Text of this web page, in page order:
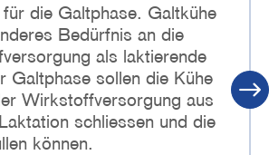
die Galtphase. Galtkühe
Bedürfnis an die
als laktierende
Galtphase sollen die Kühe
Wirkstoffversorgung aus
schliessen und die
können.